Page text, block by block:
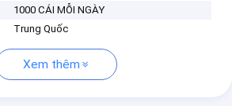
1000 CÁI MỖI NGÀY
Trung Quốc
Xem thêm